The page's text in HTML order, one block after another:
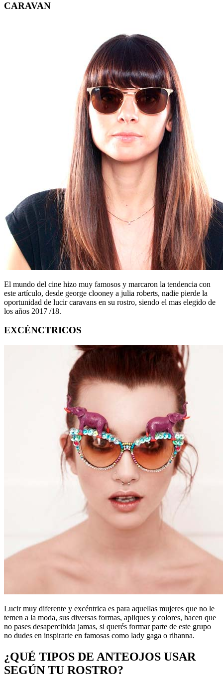
CARAVAN
El mundo del cine hizo muy famosos y marcaron la tendencia con
este artículo, desde george clooney a julia roberts, nadie pierde la
oportunidad de lucir caravans en su rostro, siendo el mas elegido de
los años 2017 /18.
EXCÉNCTRICOS
Lucir muy diferente y excéntrica es para aquellas mujeres que no le
temen a la moda, sus diversas formas, apliques y colores, hacen que
no pases desapercibida jamas, si querés formar parte de este grupo
no dudes en inspirarte en famosas como lady gaga o rihanna.
¿QUÉ TIPOS DE ANTEOJOS USAR
SEGÚN TU ROSTRO?